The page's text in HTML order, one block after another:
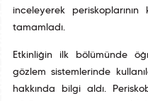
inceleyerek periskoplarının
tamamladı.
Etkinliğin ilk bölümünde
gözlem sistemlerinde
hakkında bilgi aldı.